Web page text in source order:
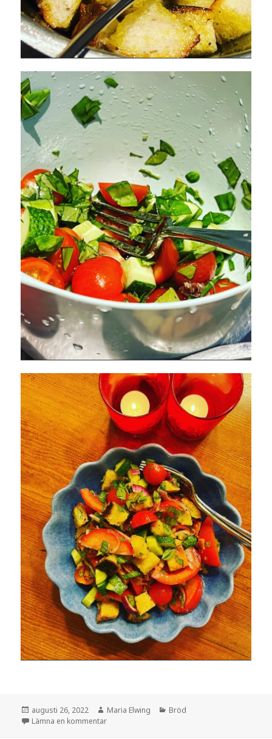
Postat
augusti 26, 2022 Författare
Maria Elwing Kategorier
Bröd
Lämna en kommentartill Panzanella